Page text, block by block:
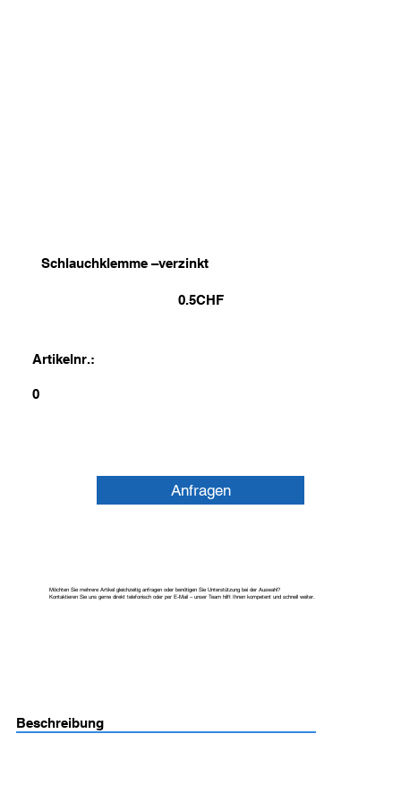
Schlauchklemme –verzinkt
0.5CHF
Artikelnr.:
0
Anfragen
Möchten Sie mehrere Artikel gleichzeitig anfragen oder benötigen Sie Unterstützung bei der Auswahl?
Kontaktieren Sie uns gerne direkt telefonisch oder per E-Mail – unser Team hilft Ihnen kompetent und schnell weiter.
Beschreibung